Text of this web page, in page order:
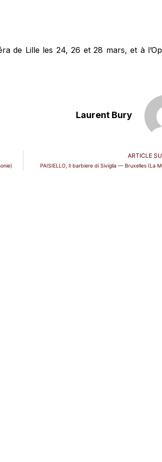
de Lille les 24, 26 et 28 mars, et à
Laurent Bury
ARTICLE
PAISIELLO, Il barbiere di Siviglia — Bruxelles (La